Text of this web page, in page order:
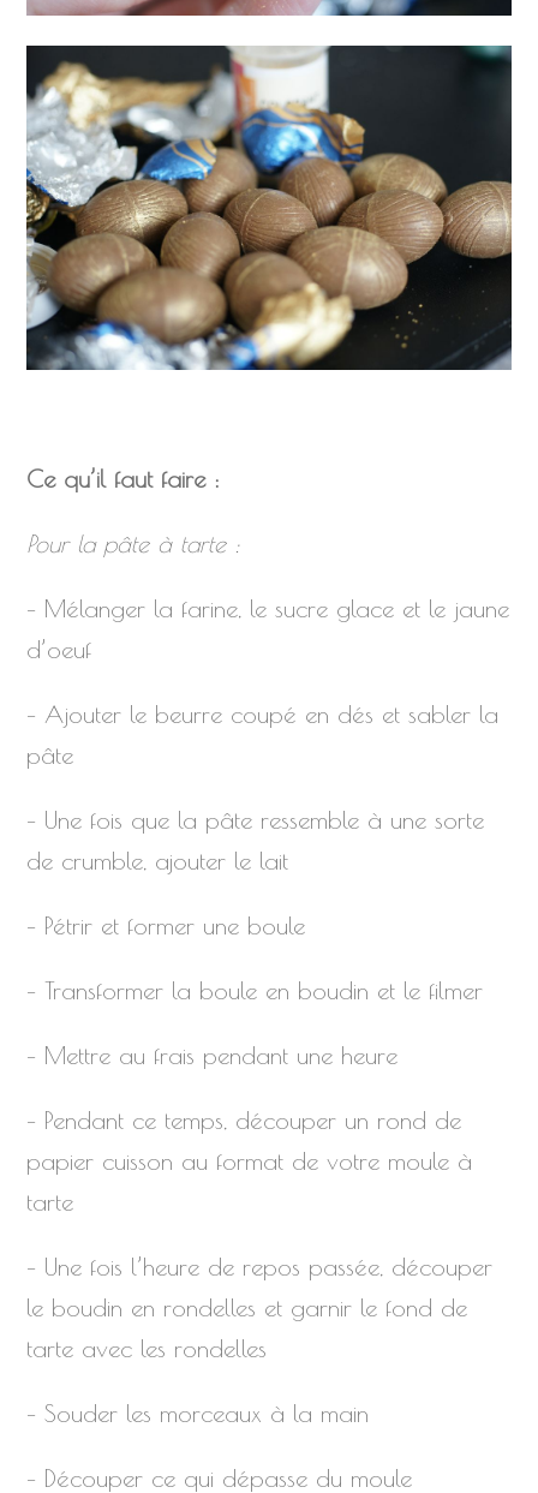
Ce qu’il faut faire :
Pour la pâte à tarte :
– Mélanger la farine, le sucre glace et le jaune
d’oeuf
– Ajouter le beurre coupé en dés et sabler la
pâte
– Une fois que la pâte ressemble à une sorte
de crumble, ajouter le lait
– Pétrir et former une boule
– Transformer la boule en boudin et le filmer
– Mettre au frais pendant une heure
– Pendant ce temps, découper un rond de
papier cuisson au format de votre moule à
tarte
– Une fois l’heure de repos passée, découper
le boudin en rondelles et garnir le fond de
tarte avec les rondelles
– Souder les morceaux à la main
– Découper ce qui dépasse du moule